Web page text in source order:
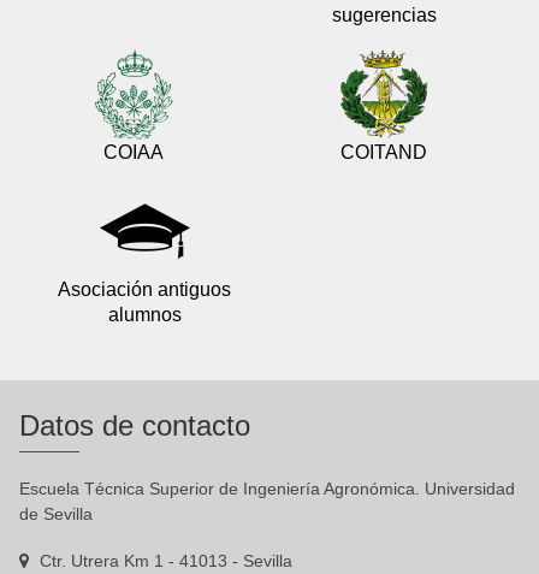
sugerencias
COIAA COITAND
Asociación antiguos
alumnos
Datos de contacto
Escuela Técnica Superior de Ingeniería Agronómica. Universidad
de Sevilla
Ctr. Utrera Km 1 - 41013 - Sevilla